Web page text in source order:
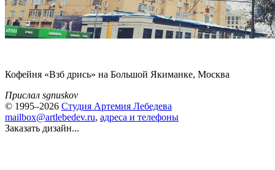
Кофейня «Взб дрись» на Большой Якиманке, Москва
Прислал sgnuskov
© 1995–2026 Студия Артемия Лебедева
mailbox@artlebedev.ru, адреса и телефоны
Заказать дизайн...